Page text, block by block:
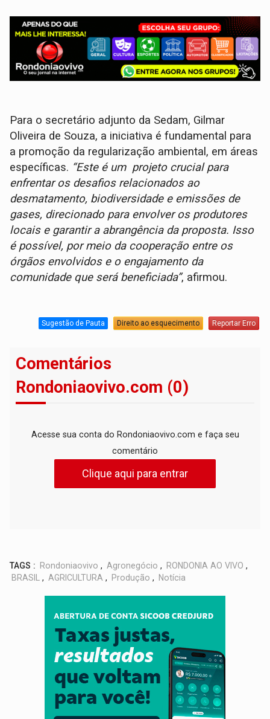
Para o secretário adjunto da Sedam, Gilmar
Oliveira de Souza, a iniciativa é fundamental para
a promoção da regularização ambiental, em áreas
específicas. “Este é um projeto crucial para
enfrentar os desafios relacionados ao
desmatamento, biodiversidade e emissões de
gases, direcionado para envolver os produtores
locais e garantir a abrangência da proposta. Isso
é possível, por meio da cooperação entre os
órgãos envolvidos e o engajamento da
comunidade que será beneficiada”, afirmou.
Sugestão de Pauta Direito ao esquecimento Reportar Erro
Comentários
Rondoniaovivo.com (0)
Acesse sua conta do Rondoniaovivo.com e faça seu
comentário
Clique aqui para entrar
TAGS : Rondoniaovivo , Agronegócio , RONDONIA AO VIVO ,
BRASIL
, AGRICULTURA , Produção , Notícia